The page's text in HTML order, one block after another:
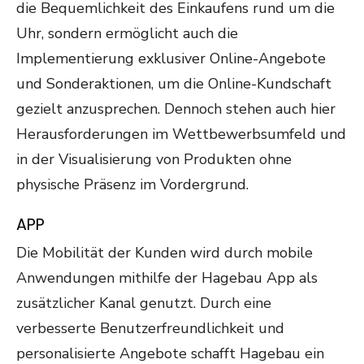
die Bequemlichkeit des Einkaufens rund um die
Uhr, sondern ermöglicht auch die
Implementierung exklusiver Online-Angebote
und Sonderaktionen, um die Online-Kundschaft
gezielt anzusprechen. Dennoch stehen auch hier
Herausforderungen im Wettbewerbsumfeld und
in der Visualisierung von Produkten ohne
physische Präsenz im Vordergrund.
APP
Die Mobilität der Kunden wird durch mobile
Anwendungen mithilfe der Hagebau App als
zusätzlicher Kanal genutzt. Durch eine
verbesserte Benutzerfreundlichkeit und
personalisierte Angebote schafft Hagebau ein